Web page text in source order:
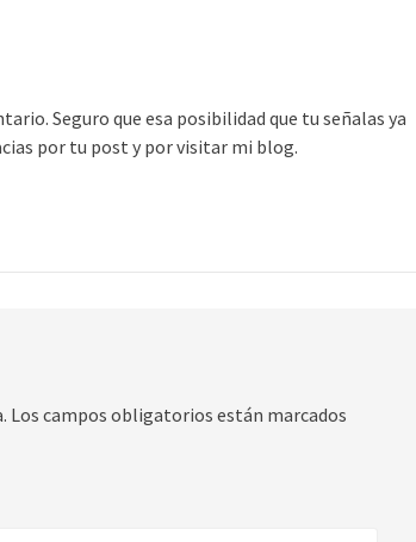
Seguro que esa posibilidad que tu señalas ya
por tu post y por visitar mi blog.
Los campos obligatorios están marcados